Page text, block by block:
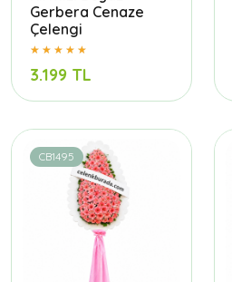
Gerbera Cenaze
Çelengi
3.199 TL
CB1495